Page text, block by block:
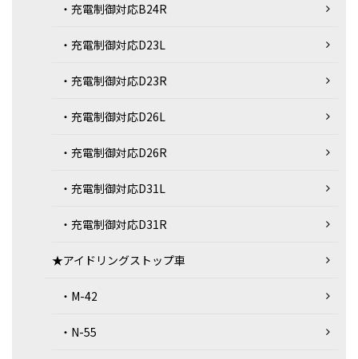
・充電制御対応B24R
・充電制御対応D23L
・充電制御対応D23R
・充電制御対応D26L
・充電制御対応D26R
・充電制御対応D31L
・充電制御対応D31R
★アイドリングストップ車
・M-42
・N-55